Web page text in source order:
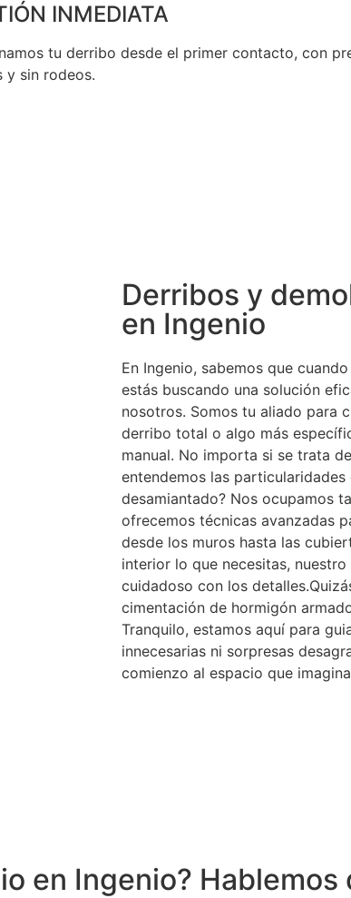
INMEDIATA
tu derribo desde el primer contacto, con
y sin rodeos.
Derribos y
en Ingenio
En Ingenio, sabemos que
estás buscando una solución
nosotros. Somos tu aliado para
derribo total o algo más
manual. No importa si se trata
entendemos las
desamiantado? Nos ocupamos
ofrecemos técnicas avanzadas
desde los muros hasta las
interior lo que necesitas,
cuidadoso con los
cimentación de hormigón
Tranquilo, estamos aquí para
innecesarias ni sorpresas
comienzo al espacio que
en Ingenio? Hablemos